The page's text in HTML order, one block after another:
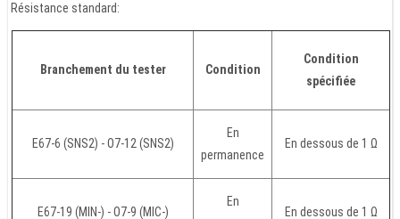
Résistance standard:
Branchement du tester Condition
Condition
spécifiée
E67-6 (SNS2) - O7-12 (SNS2)
En
permanence
En dessous de 1 Ω
E67-19 (MIN-) - O7-9 (MIC-)
En
En dessous de 1 Ω